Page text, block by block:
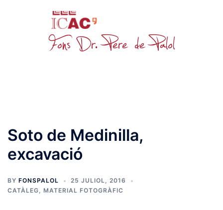
Soto de Medinilla,
excavació
BY FONSPALOL
25 JULIOL, 2016
CATÀLEG, MATERIAL FOTOGRÀFIC